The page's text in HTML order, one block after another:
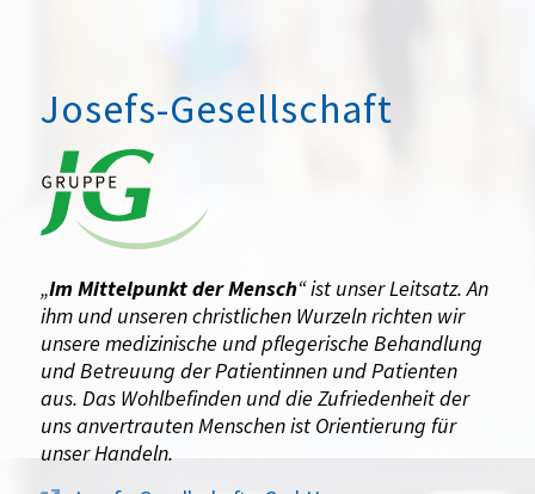
Josefs-Gesellschaft
„Im Mittelpunkt der Mensch“ ist unser Leitsatz. An
ihm und unseren christlichen Wurzeln richten wir
unsere medizinische und pflegerische Behandlung
und Betreuung der Patientinnen und Patienten
aus. Das Wohlbefinden und die Zufriedenheit der
uns anvertrauten Menschen ist Orientierung für
unser Handeln.